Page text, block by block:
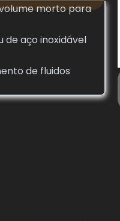
morto para
aço inoxidável
de fluidos